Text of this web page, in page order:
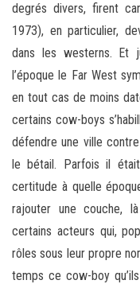
degrés divers, firent
1973), en particulier,
dans les westerns. Et
l’époque le Far West
en tout cas de moins
certains cow-boys
défendre une ville
le bétail. Parfois il
certitude à quelle
rajouter une couche,
certains acteurs qui,
rôles sous leur propre
temps ce cow-boy